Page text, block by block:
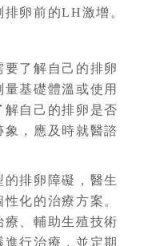
卵前的LH激增。
了解自己的排卵
基礎體溫或使用
自己的排卵是否
，應及時就醫諮
排卵障礙，醫生
化的治療方案。
、輔助生殖技術
行治療，並定期